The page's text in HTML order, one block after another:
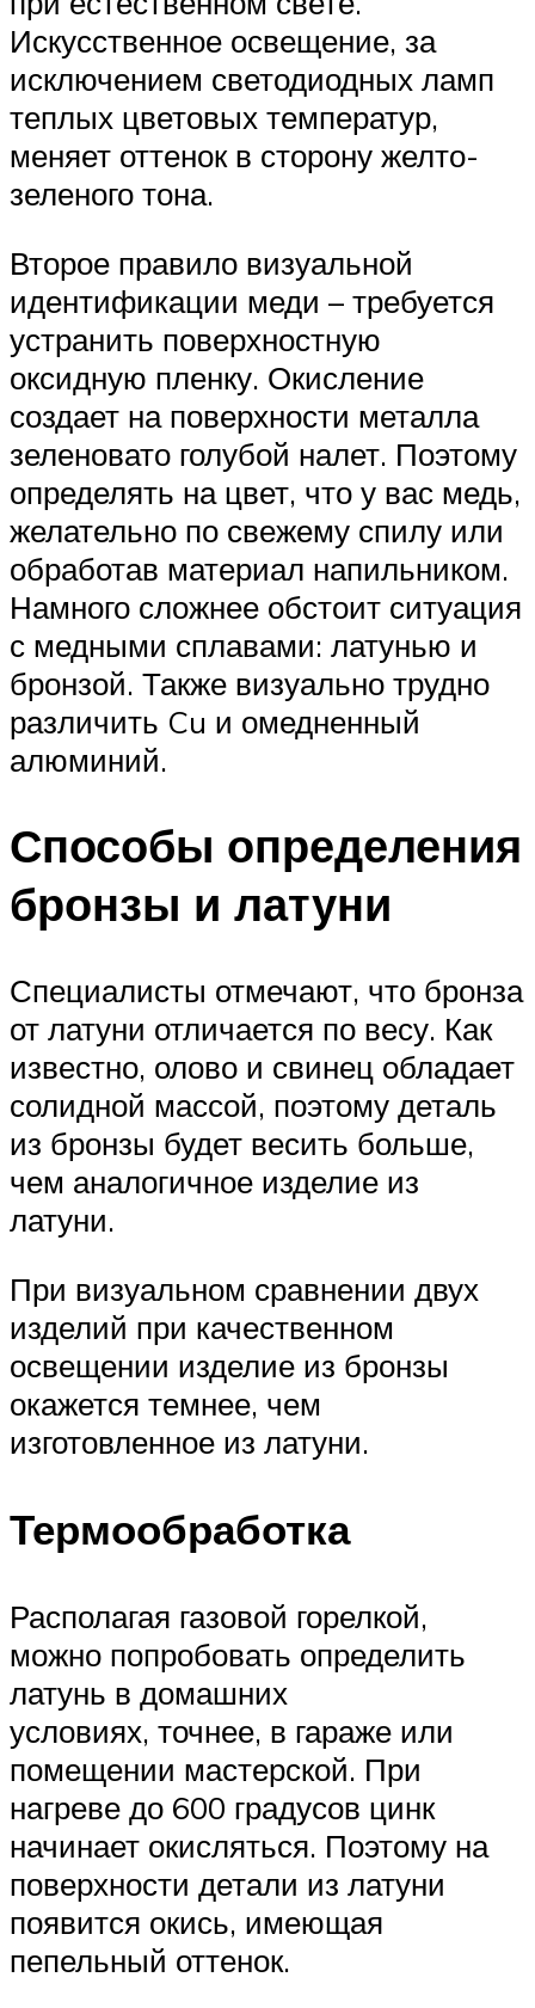
Искусственное освещение, за
исключением светодиодных ламп
теплых цветовых температур,
меняет оттенок в сторону желто-
зеленого тона.
Второе правило визуальной
идентификации меди – требуется
устранить поверхностную
оксидную пленку. Окисление
создает на поверхности металла
зеленовато голубой налет. Поэтому
определять на цвет, что у вас медь,
желательно по свежему спилу или
обработав материал напильником.
Намного сложнее обстоит ситуация
с медными сплавами: латунью и
бронзой. Также визуально трудно
различить Cu и омедненный
алюминий.
Способы определения
бронзы и латуни
Специалисты отмечают, что бронза
от латуни отличается по весу. Как
известно, олово и свинец обладает
солидной массой, поэтому деталь
из бронзы будет весить больше,
чем аналогичное изделие из
латуни.
При визуальном сравнении двух
изделий при качественном
освещении изделие из бронзы
окажется темнее, чем
изготовленное из латуни.
Термообработка
Располагая газовой горелкой,
можно попробовать определить
латунь в домашних
условиях, точнее, в гараже или
помещении мастерской. При
нагреве до 600 градусов цинк
начинает окисляться. Поэтому на
поверхности детали из латуни
появится окись, имеющая
пепельный оттенок.